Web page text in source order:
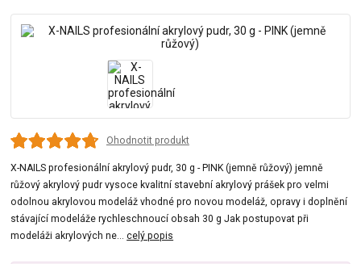
Ohodnotit produkt
X-NAILS profesionální akrylový pudr, 30 g - PINK (jemně růžový) jemně
růžový akrylový pudr vysoce kvalitní stavební akrylový prášek pro velmi
odolnou akrylovou modeláž vhodné pro novou modeláž, opravy i doplnění
stávající modeláže rychleschnoucí obsah 30 g Jak postupovat při
modeláži akrylových ne...celý popis